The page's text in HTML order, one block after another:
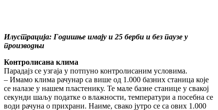
Илустрација: Годишње имају и 25 берби и без паузе у
производњи
Контролисана клима
Парадајз се узгаја у потпуно контролисаним условима.
– Имамо клима рачунар са више од 1.000 базних станица које
се налазе у нашем пластенику. Те мале базне станице у свакој
секунди шаљу податке о влажности, температури а посебна се
води рачуна о прихрани. Наиме, свако јутро се са ових 1.000